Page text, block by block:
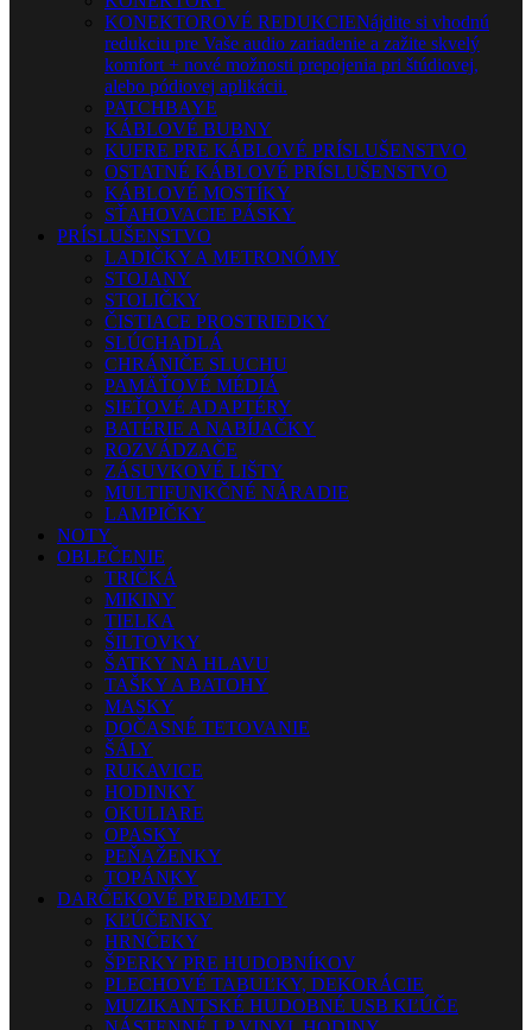
KONEKTOROVÉ REDUKCIENájdite si vhodnú
redukciu pre Vaše audio zariadenie a zažite skvelý
komfort + nové možnosti prepojenia pri štúdiovej,
alebo pódiovej aplikácii.
PATCHBAYE
KÁBLOVÉ BUBNY
KUFRE PRE KÁBLOVÉ PRÍSLUŠENSTVO
OSTATNÉ KÁBLOVÉ PRÍSLUŠENSTVO
KÁBLOVÉ MOSTÍKY
SŤAHOVACIE PÁSKY
PRÍSLUŠENSTVO
LADIČKY A METRONÓMY
STOJANY
STOLIČKY
ČISTIACE PROSTRIEDKY
SLÚCHADLÁ
CHRÁNIČE SLUCHU
PAMÄŤOVÉ MÉDIÁ
SIEŤOVÉ ADAPTÉRY
BATÉRIE A NABÍJAČKY
ROZVÁDZAČE
ZÁSUVKOVÉ LIŠTY
MULTIFUNKČNÉ NÁRADIE
LAMPIČKY
NOTY
OBLEČENIE
TRIČKÁ
MIKINY
TIELKA
ŠILTOVKY
ŠATKY NA HLAVU
TAŠKY A BATOHY
MASKY
DOČASNÉ TETOVANIE
ŠÁLY
RUKAVICE
HODINKY
OKULIARE
OPASKY
PEŇAŽENKY
TOPÁNKY
DARČEKOVÉ PREDMETY
KĽÚČENKY
HRNČEKY
ŠPERKY PRE HUDOBNÍKOV
PLECHOVÉ TABUĽKY, DEKORÁCIE
MUZIKANTSKÉ HUDOBNÉ USB KĽÚČE